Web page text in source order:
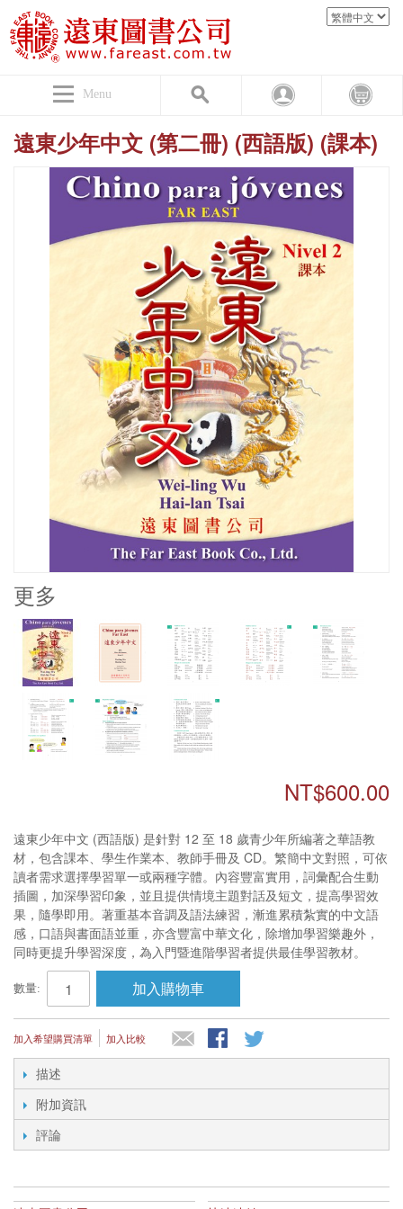
Menu
遠東少年中文 (第二冊) (西語版) (課本)
更多
NT$600.00
遠東少年中文 (西語版) 是針對 12 至 18 歲青少年所編著之華語教
材，包含課本、學生作業本、教師手冊及 CD。繁簡中文對照，可依
讀者需求選擇學習單一或兩種字體。內容豐富實用，詞彙配合生動
插圖，加深學習印象，並且提供情境主題對話及短文，提高學習效
果，隨學即用。著重基本音調及語法練習，漸進累積紮實的中文語
感，口語與書面語並重，亦含豐富中華文化，除增加學習樂趣外，
同時更提升學習深度，為入門暨進階學習者提供最佳學習教材。
數量: 加入購物車
加入希望購買清單 加入比較
描述
附加資訊
評論